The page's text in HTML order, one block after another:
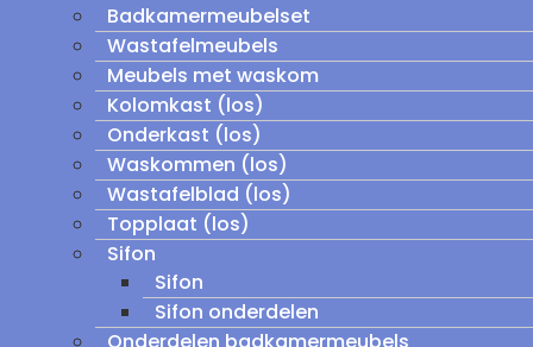
Badkamermeubelset
Wastafelmeubels
Meubels met waskom
Kolomkast (los)
Onderkast (los)
Waskommen (los)
Wastafelblad (los)
Topplaat (los)
Sifon
Sifon
Sifon onderdelen
Onderdelen badkamermeubels